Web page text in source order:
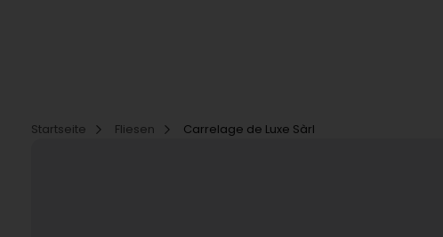
Startseite
Fliesen Carrelage de Luxe Sàrl